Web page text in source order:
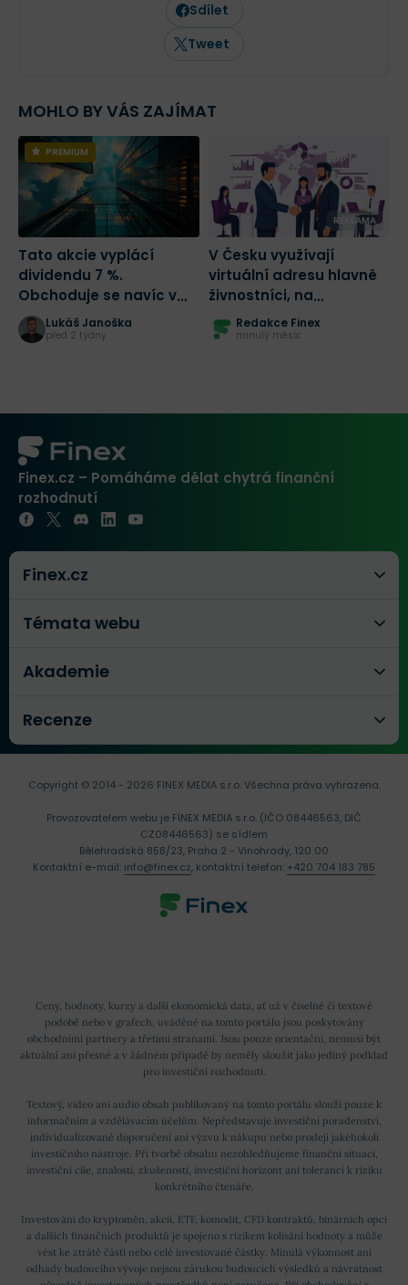
Sdílet
Tweet
MOHLO BY VÁS ZAJÍMAT
PREMIUM
Tato akcie vyplácí
dividendu 7 %.
Obchoduje se navíc v
největší slevě za
posledních 5 let!
Lukáš Janoška
před 2 týdny
REKLAMA
V Česku využívají
virtuální adresu hlavně
živnostníci, na
Slovensku s.r.o.: data
MojeSidlo.cz odhalují
Redakce Finex
minulý měsíc
Finex.cz – Pomáháme dělat chytrá finanční
rozhodnutí
Finex.cz
Témata webu
Akademie
Recenze
Ceny, hodnoty, kurzy a další ekonomická data, ať už v číselné či textové
podobě nebo v grafech, uváděné na tomto portálu jsou poskytovány
obchodními partnery a třetími stranami. Jsou pouze orientační, nemusí být
aktuální ani přesné a v žádném případě by neměly sloužit jako jediný podklad
pro investiční rozhodnutí.
Textový, video ani audio obsah publikovaný na tomto portálu slouží pouze k
informačním a vzdělávacím účelům. Nepředstavuje investiční poradenství,
individualizované doporučení ani výzvu k nákupu nebo prodeji jakéhokoli
investičního nástroje. Při tvorbě obsahu nezohledňujeme finanční situaci,
investiční cíle, znalosti, zkušenosti, investiční horizont ani toleranci k riziku
konkrétního čtenáře.
Investování do kryptoměn, akcií, ETF, komodit, CFD kontraktů, binárních opcí
a dalších finančních produktů je spojeno s rizikem kolísání hodnoty a může
vést ke ztrátě části nebo celé investované částky. Minulá výkonnost ani
odhady budoucího vývoje nejsou zárukou budoucích výsledků a návratnost
Copyright © 2014 - 2026 FINEX MEDIA s.r.o.Všechna práva vyhrazena.
Provozovatelem webu je FINEX MEDIA s.r.o. (IČO 08446563, DIČ
CZ08446563) se sídlem
Bělehradská 858/23, Praha 2 - Vinohrady, 120 00
Kontaktní e-mail: info@finex.cz, kontaktní telefon: +420 704 183 785